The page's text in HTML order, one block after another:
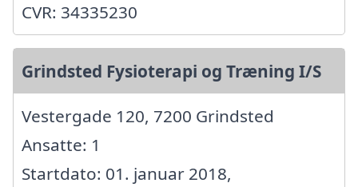
CVR: 34335230
Grindsted Fysioterapi og Træning I/S
Vestergade 120, 7200 Grindsted
Ansatte: 1
Startdato: 01. januar 2018,